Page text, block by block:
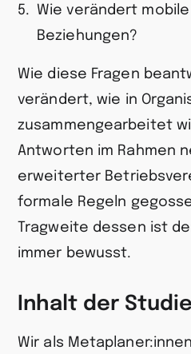
Wie verändert
Beziehungen?
Wie diese Fragen
verändert, wie in
zusammengearbeitet
Antworten im Rahmen
erweiterter
formale Regeln
Tragweite dessen ist
immer bewusst.
Inhalt der Studie
Wir als